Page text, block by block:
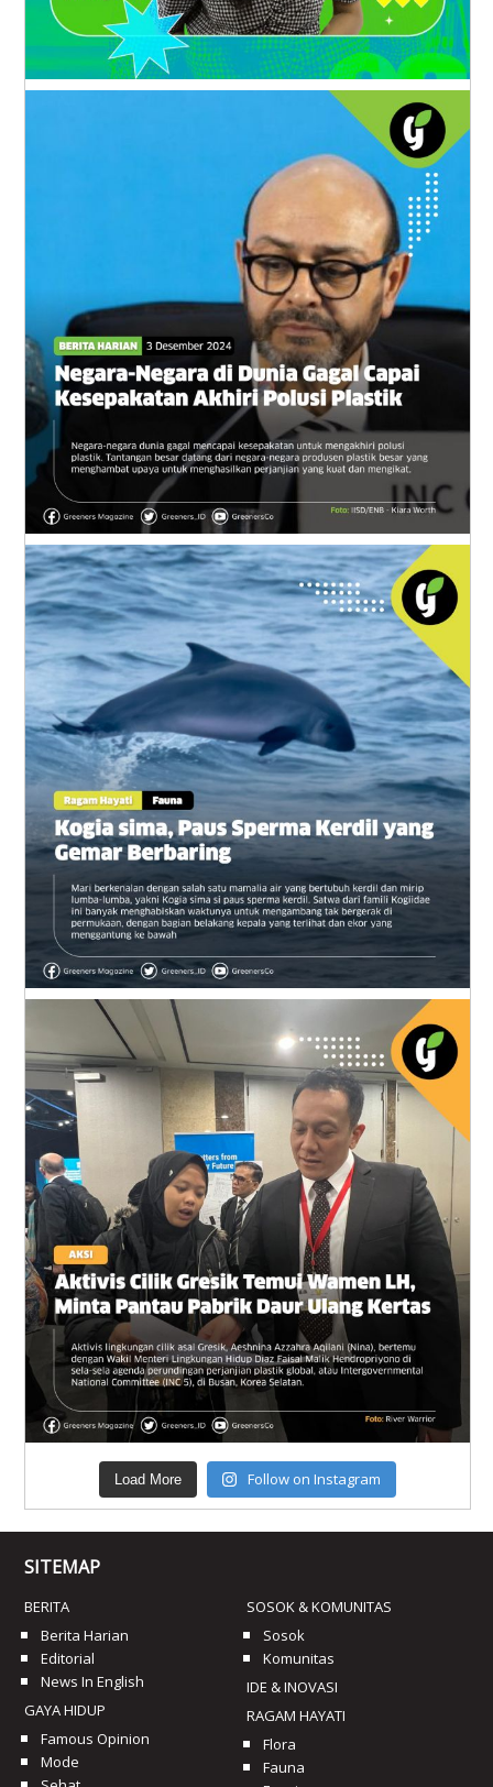
Load More Follow on Instagram
SITEMAP
BERITA
Berita Harian
Editorial
News In English
GAYA HIDUP
Famous Opinion
Mode
SOSOK & KOMUNITAS
Sosok
Komunitas
IDE & INOVASI
RAGAM HAYATI
Flora
Fauna